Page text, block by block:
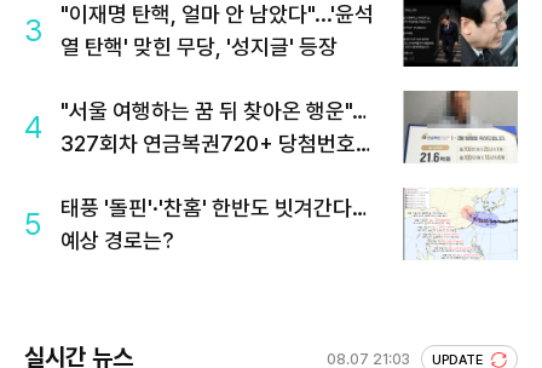
3
"이재명 탄핵, 얼마 안 남았다"...'윤석
열 탄핵' 맞힌 무당, '성지글' 등장
4
"서울 여행하는 꿈 뒤 찾아온 행운"…
327회차 연금복권720+ 당첨번호조
5
태풍 '돌핀'·'찬홈' 한반도 빗겨간다…
예상 경로는?
실시간 뉴스 08.07 21:03 UPDATE